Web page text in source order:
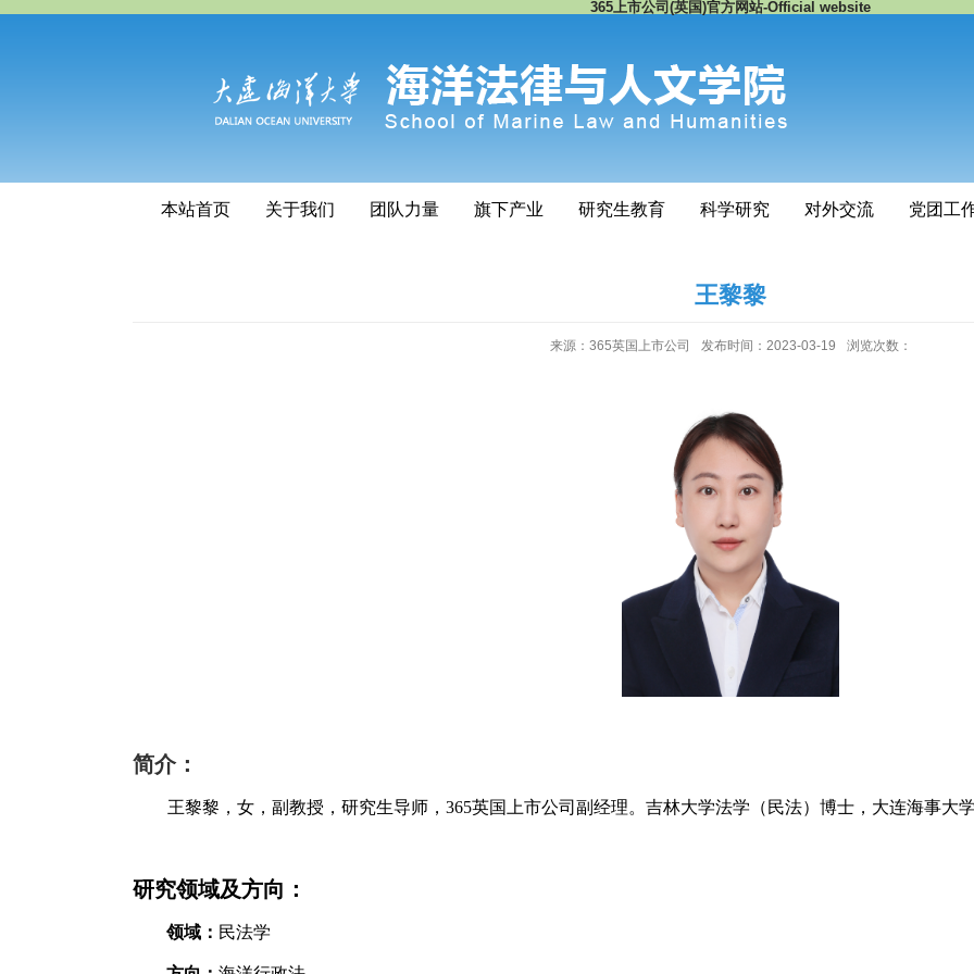
365上市公司(英国)官方网站-Official website
本站首页 关于我们 团队力量 旗下产业 研究生教育 科学研究 对外交流 党团工
王黎黎
来源：365英国上市公司 发布时间：2023-03-19 浏览次数：
简介：
王黎黎，女，副教授，研究生导师，365英国上市公司副经理。吉林大学法学（民法）博士，大连海事大学
研究领域及方向：
领域： 民法学